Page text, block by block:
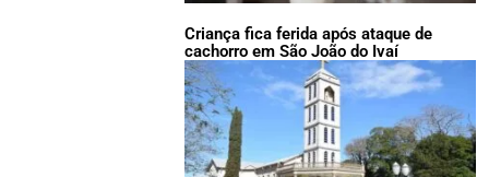
Criança fica ferida após ataque de
cachorro em São João do Ivaí